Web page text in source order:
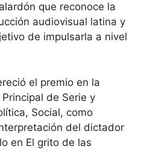
que reconoce la
audiovisual latina y
de impulsarla a nivel
el premio en la
de Serie y
Social, como
del dictador
en El grito de las